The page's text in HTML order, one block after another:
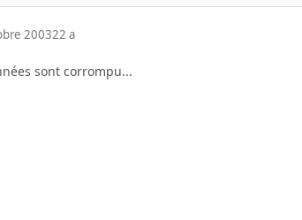
200322 a
sont corrompu...